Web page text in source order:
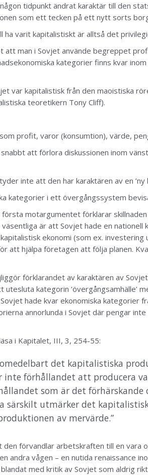
tidpunkt ändrat karaktär till den
som ett tecken på ett nytt sorts
varit kapitalistiskt är alltså det
att man i Sovjet använde begreppet
kategorier finns kvar
var kapitalistisk från den maoistiska
teoretikern Tony Cliff).
profit, varor (konsumtion), värde,
att förlora diskussionen inom
inte att den har karaktären av en ’ny
kategorier i ett övergångssystem
motargumentet förklarar
är att Sovjet hade en
ekonomi (som ex.
att hjälpa företagen att följa planen.
förklarandet av karaktären av
kategorin ’övergångsamhälle’
hade kvar ekonomiska
annorlunda i Sovjet där pengar
i Kapitalet, III, 3, 254-55:
det kapitalistiska
förhållandet att producera
som är det förhärskande
särskilt utmärker det
av mervärde.”
förvandlar arbetskraften till en vara
andra vågen – en nutida renaissance
med kritik av Sovjet som aldrig